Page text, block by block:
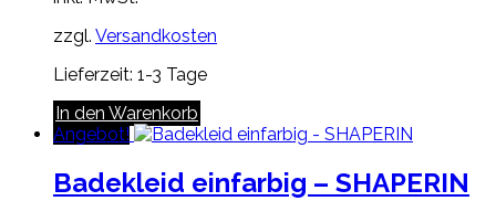
zzgl. Versandkosten
Lieferzeit: 1-3 Tage
In den Warenkorb
Angebot!
Badekleid einfarbig – SHAPERIN